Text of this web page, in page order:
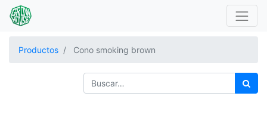
Productos Cono smoking brown